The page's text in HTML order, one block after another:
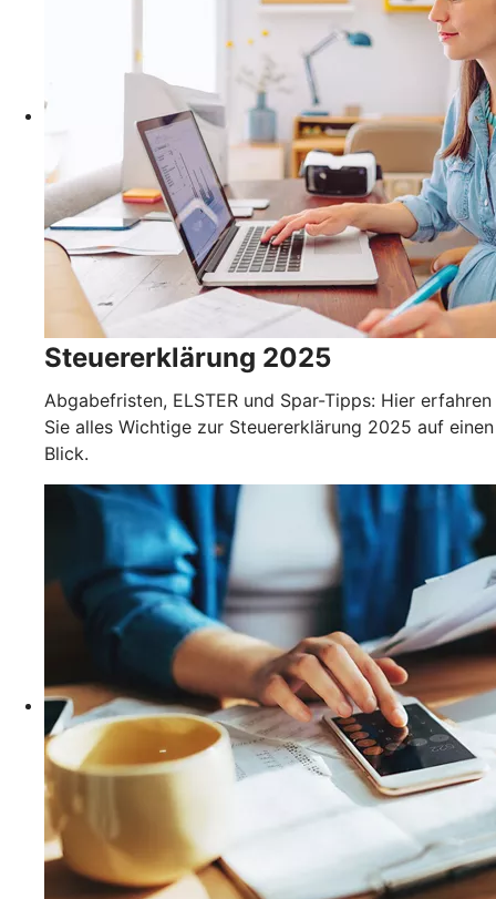
Steuererklärung 2025
Abgabefristen, ELSTER und Spar-Tipps: Hier erfahren
Sie alles Wichtige zur Steuererklärung 2025 auf einen
Blick.